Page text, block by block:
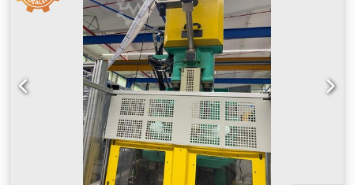
profielhouder van kantenaanlijmmachine BRANDT KM 35
Crjdpfjgy T Nbex Apdef -Individuele onderdelen: zie foto's -
Afmetingen: 665/540 / H375 mm -Gewicht: 30 kg